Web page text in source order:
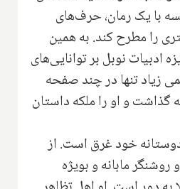
با یک رمان، حرف‌های
را مطرح کند. به همین
ادبیات نوبل بر توانایی‌های
زیاد تنها در چند صفحه
و او را ملکه داستان
خود غرق است. از
مابانه و بویژه